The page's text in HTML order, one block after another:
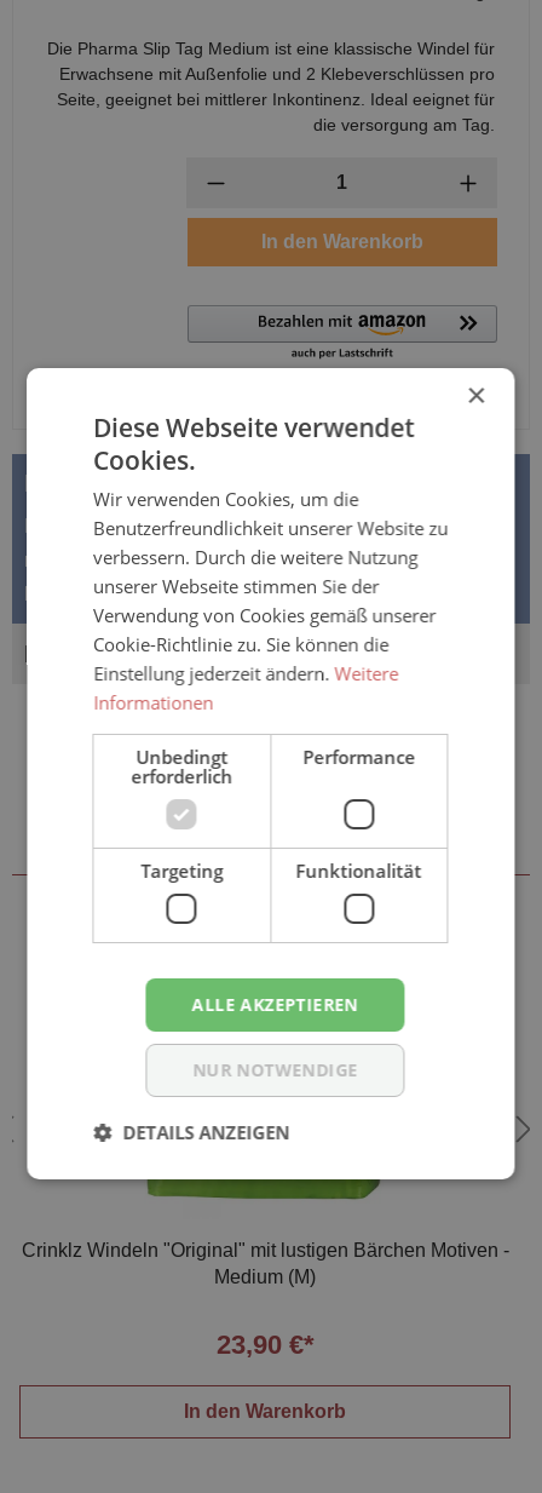
Die Pharma Slip Tag Medium ist eine klassische Windel für
Erwachsene mit Außenfolie und 2 Klebeverschlüssen pro
Seite, geeignet bei mittlerer Inkontinenz. Ideal eeignet für
die versorgung am Tag.
In den Warenkorb
BESCHREIBUNG
Pharma Slip Tag Medium - Erwachsenen- Tag-Windeln
mit Außenfolie Der Pharma Slip Tag Medium ist eine
klassische Höschenwind…Mehr
BEWERTUNGEN
Sie könnten auch an folgenden
Artikeln interessiert sein
Crinklz Windeln "Original" mit lustigen Bärchen Motiven -
Medium (M)
23,90 €*
In den Warenkorb
×
Diese Webseite verwendet
Cookies.
Wir verwenden Cookies, um die
Benutzerfreundlichkeit unserer Website zu
verbessern. Durch die weitere Nutzung
unserer Webseite stimmen Sie der
Verwendung von Cookies gemäß unserer
Cookie-Richtlinie zu. Sie können die
Einstellung jederzeit ändern.Weitere
Informationen
Unbedingt
erforderlich
Performance
Targeting Funktionalität
ALLE AKZEPTIEREN
NUR NOTWENDIGE
DETAILS ANZEIGEN